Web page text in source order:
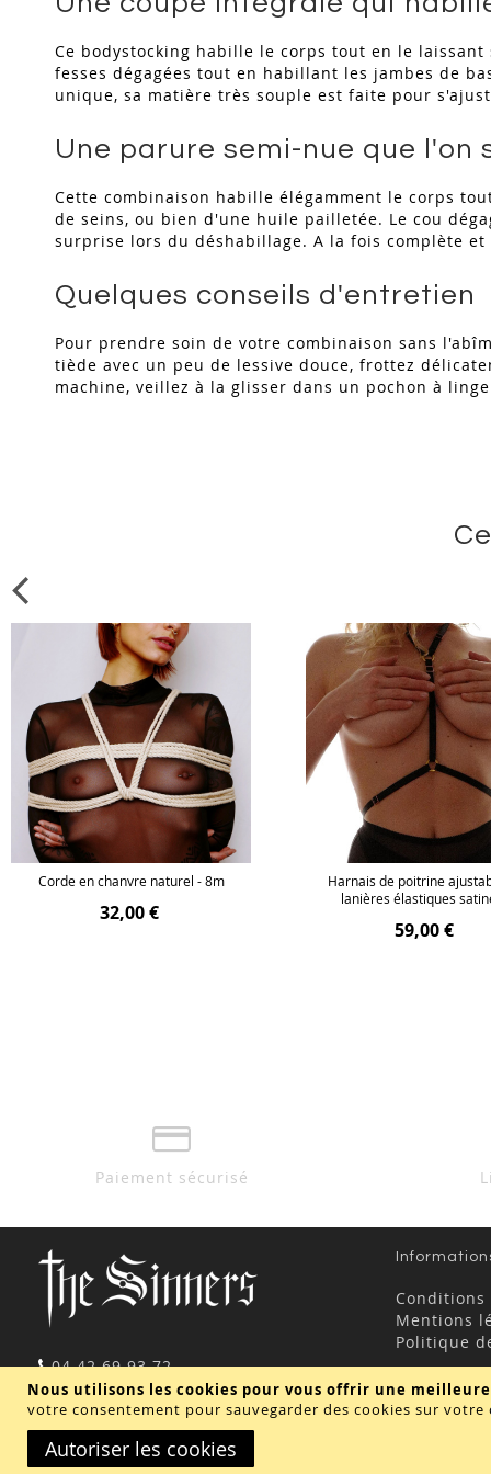
Nous utilisons les cookies pour vous offrir une
votre consentement pour sauvegarder des cookies sur
Autoriser les cookies
Ce bodystocking habille le corps tout en le
fesses dégagées tout en habillant les jambes de
unique, sa matière très souple est faite pour
Une parure semi-nue que l'on
Cette combinaison habille élégamment le corps
de seins, ou bien d'une huile pailletée. Le cou
surprise lors du déshabillage. A la fois complète
Quelques conseils d'entretien
Pour prendre soin de votre combinaison sans
tiède avec un peu de lessive douce, frottez
machine, veillez à la glisser dans un pochon à
Corde en chanvre naturel - 8m
32,00 €
Harnais de poitrine
lanières élastiques
59,00 €
Paiement sécurisé
04 42 69 93 72
contact@thesinners.fr
Conditions
Mentions
Politique